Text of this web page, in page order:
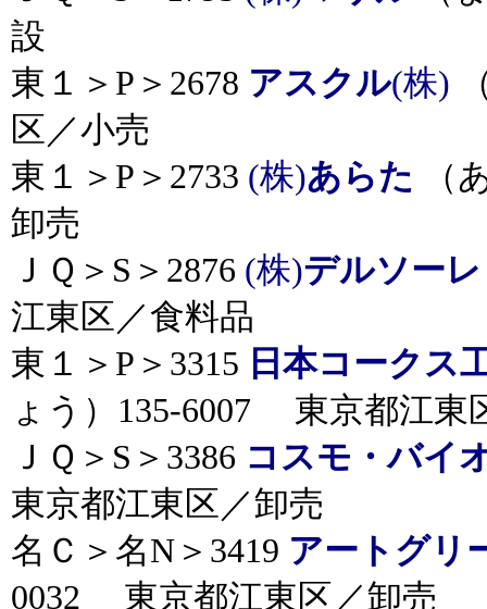
設
東１＞P＞2678 アスクル(株)
区／小売
東１＞P＞2733 (株)あらた
（
卸売
ＪＱ＞S＞2876 (株)デルソーレ
江東区／食料品
東１＞P＞3315 日本コークス
ょう）135-6007 東京都江東
ＪＱ＞S＞3386 コスモ・バイ
東京都江東区／卸売
名Ｃ＞名N＞3419 アートグリ
0032 東京都江東区／卸売